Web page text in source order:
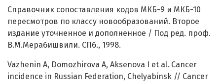
Справочник сопоставления кодов МКБ-9 и МКБ-10
пересмотров по классу новообразований. Второе
издание уточненное и дополненное / Под ред. проф.
В.М.Мерабишвили. СПб., 1998.
Vazhenin A, Domozhirova A, Aksenova I et al. Cancer
incidence in Russian Federation, Chelyabinsk // Cancer